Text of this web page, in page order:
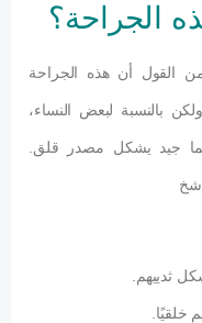
الجراحة؟
القول أن هذه الجراحة
بالنسبة لبعض النساء،
جيد يشكل مصدر قلق.